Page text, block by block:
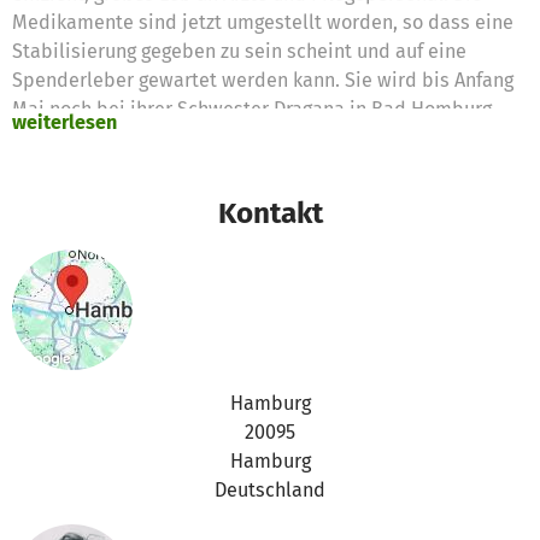
Medikamente sind jetzt umgestellt worden, so dass eine
Stabilisierung gegeben zu sein scheint und auf eine
Spenderleber gewartet werden kann. Sie wird bis Anfang
Mai noch bei ihrer Schwester Dragana in Bad Homburg
weiter verschlechtern, wird schnell gehandelt werden
müssen, jetzt ist etwas Zeit gewonnen.Der schwierigste
Teil steht Biljana natürlich noch bevor, nämlich die
Transplantation. Auch wenn sie gut verläuft, was wir alle
sehr hoffen, werden die Jahre danach kein normales
Leben erlauben.
Wir werden Sie/Euch über den weiteren Verlauf informiert
weiterlesen
Kontakt
Hamburg
20095
Hamburg
Deutschland